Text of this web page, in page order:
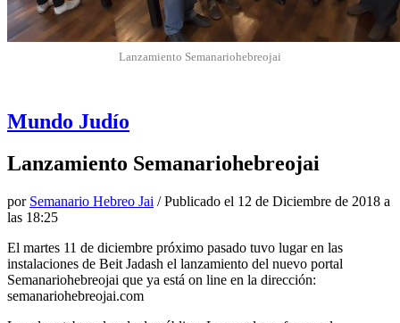
Lanzamiento Semanariohebreojai
Mundo Judío
Lanzamiento Semanariohebreojai
por Semanario Hebreo Jai / Publicado el 12 de Diciembre de 2018 a
las 18:25
El martes 11 de diciembre próximo pasado tuvo lugar en las
instalaciones de Beit Jadash el lanzamiento del nuevo portal
Semanariohebreojai que ya está on line en la dirección:
semanariohebreojai.com